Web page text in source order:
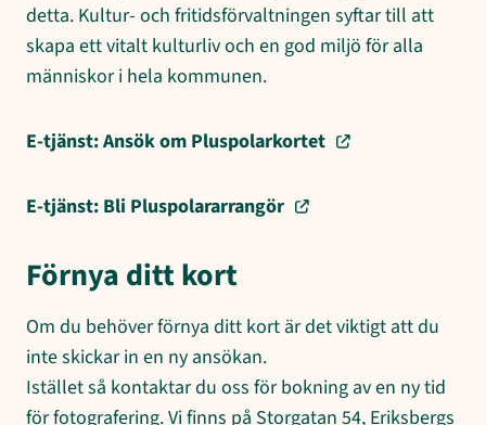
detta. Kultur- och fritidsförvaltningen syftar till att
skapa ett vitalt kulturliv och en god miljö för alla
människor i hela kommunen.
E-tjänst: Ansök om Pluspolarkortet
E-tjänst: Bli Pluspolararrangör
Förnya ditt kort
Om du behöver förnya ditt kort är det viktigt att du
inte skickar in en ny ansökan.
Istället så kontaktar du oss för bokning av en ny tid
för fotografering. Vi finns på Storgatan 54, Eriksbergs